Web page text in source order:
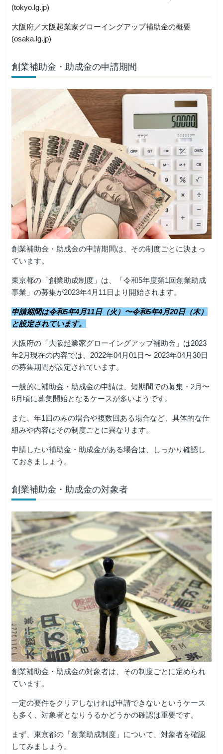
(tokyo.lg.jp)
大阪府／大阪起業家グローイングアップ補助金の概要
(osaka.lg.jp)
創業補助金・助成金の申請期間
創業補助金・助成金の申請期間は、その制度ごとに決まっ
ています。
東京都の「創業助成制度」は、「令和5年度第1回創業助成
事業」の募集が2023年4月11日より開始されます。
申請期間は令和5年4月11日（火）〜令和5年4月20日（木）
と設定されています。
大阪府の「大阪起業家グローイングアップ補助金」は2023
年2月現在の内容では、 2022年04月01日〜 2023年04月30日
の募集期間が設定されています。
一般的に補助金・助成金の申請は、短期間での募集・2月〜
6月頃に募集開始となるケースが多いようです。
また、年1回のみの場合や複数回ある場合など、具体的な仕
組みや内容はその制度ごとに異なります。
申請したい補助金・助成金がある場合は、しっかり確認し
ておきましょう。
創業補助金・助成金の対象者
創業補助金・助成金の対象者は、その制度ごとに定められ
ています。
一定の要件をクリアしなければ申請できないというケース
も多く、対象者となりうるかどうかの確認は重要です。
まず、東京都の「創業助成制度」について、対象者を確認
してみましょう。